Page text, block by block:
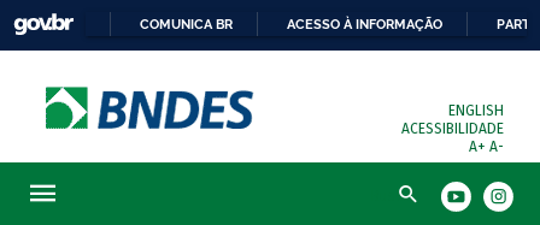
COMUNICA BR ACESSO À INFORMAÇÃO
ENGLISH
ACESSIBILIDADE
A+ A-
Busca